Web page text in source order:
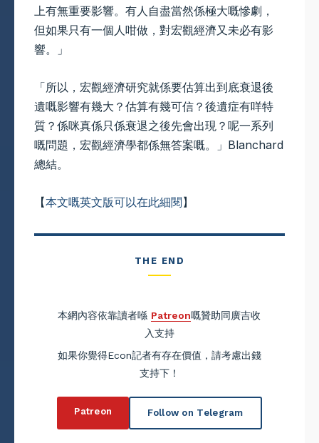
上有無重要影響。有人自盡當然係極大嘅慘劇，
但如果只有一個人咁做，對宏觀經濟又未必有影
響。」
「所以，宏觀經濟研究就係要估算出到底衰退後
遺嘅影響有幾大？估算有幾可信？後遺症有咩特
質？係咪真係只係衰退之後先會出現？呢一系列
嘅問題，宏觀經濟學都係無答案嘅。」Blanchard
總結。
【本文嘅英文版可以在此細閱】
THE END
本網內容依靠讀者喺 Patreon嘅贊助同廣吉收
入支持
如果你覺得Econ記者有存在價值，請考慮出錢
支持下！
Patreon Follow on Telegram